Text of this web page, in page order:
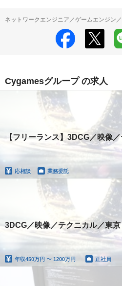
ネットワークエンジニア／ゲームエンジン
Cygamesグループ の求人
【フリーランス】3DCG／映像
応相談 業務委託
3DCG／映像／テクニカル／東京
年収450万円 〜 1200万円 正社員